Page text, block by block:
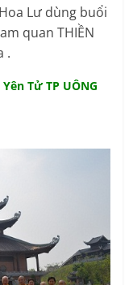
Lư dùng buổi
quan THIỀN
.
Tử TP UÔNG